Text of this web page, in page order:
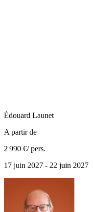
Édouard Launet
A partir de
2 990 €/ pers.
17 juin 2027 - 22 juin 2027